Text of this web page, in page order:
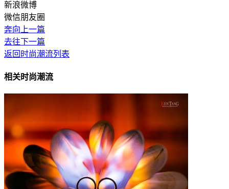
新浪微博
微信朋友圈
奔向上一篇
去往下一篇
返回时尚潮流列表
相关时尚潮流